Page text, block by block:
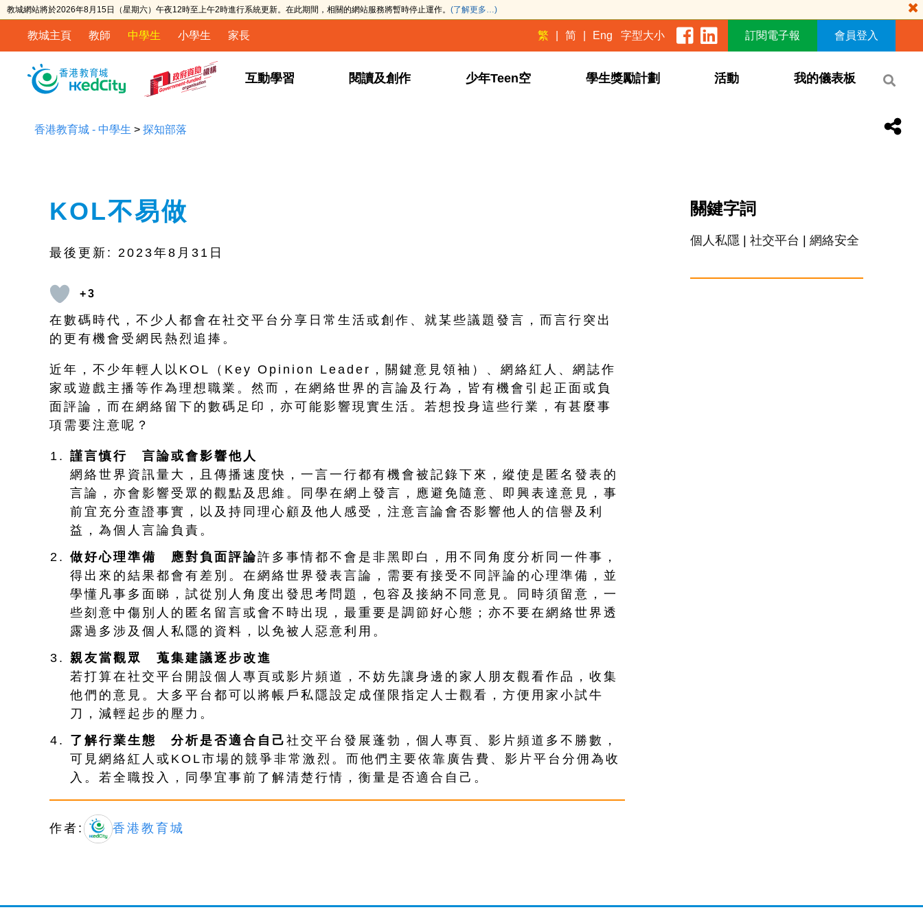
教城網站將於2026年8月15日（星期六）午夜12時至上午2時進行系統更新。在此期間，相關的網站服務將暫時停止運作。 (了解更多…)
教城主頁 教師 中學生 小學生 家長 繁 简 Eng 字型大小 訂閱電子報 會員登入
互動學習 閱讀及創作 少年Teen空 學生獎勵計劃 活動 我的儀表板
香港教育城 - 中學生 > 探知部落
KOL不易做
最後更新: 2023年8月31日
+3
在數碼時代，不少人都會在社交平台分享日常生活或創作、就某些議題發言，而言行突出
的更有機會受網民熱烈追捧。
近年，不少年輕人以KOL（Key Opinion Leader，關鍵意見領袖）、網絡紅人、網誌作
家或遊戲主播等作為理想職業。然而，在網絡世界的言論及行為，皆有機會引起正面或負
面評論，而在網絡留下的數碼足印，亦可能影響現實生活。若想投身這些行業，有甚麼事
項需要注意呢？
謹言慎行 言論或會影響他人
網絡世界資訊量大，且傳播速度快，一言一行都有機會被記錄下來，縱使是匿名發表的
言論，亦會影響受眾的觀點及思維。同學在網上發言，應避免隨意、即興表達意見，事
前宜充分查證事實，以及持同理心顧及他人感受，注意言論會否影響他人的信譽及利
益，為個人言論負責。
做好心理準備 應對負面評論許多事情都不會是非黑即白，用不同角度分析同一件事，
得出來的結果都會有差別。在網絡世界發表言論，需要有接受不同評論的心理準備，並
學懂凡事多面睇，試從別人角度出發思考問題，包容及接納不同意見。同時須留意，一
些刻意中傷別人的匿名留言或會不時出現，最重要是調節好心態；亦不要在網絡世界透
露過多涉及個人私隱的資料，以免被人惡意利用。
親友當觀眾 蒐集建議逐步改進
若打算在社交平台開設個人專頁或影片頻道，不妨先讓身邊的家人朋友觀看作品，收集
他們的意見。大多平台都可以將帳戶私隱設定成僅限指定人士觀看，方便用家小試牛
刀，減輕起步的壓力。
了解行業生態 分析是否適合自己 社交平台發展蓬勃，個人專頁、影片頻道多不勝數，
可見網絡紅人或KOL市場的競爭非常激烈。而他們主要依靠廣告費、影片平台分佣為收
入。若全職投入，同學宜事前了解清楚行情，衡量是否適合自己。
作者: 香港教育城
關鍵字詞
個人私隱 | 社交平台 | 網絡安全